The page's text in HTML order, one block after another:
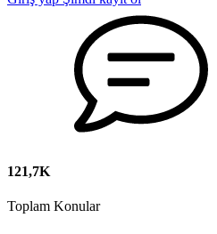
121,7K
Toplam Konular